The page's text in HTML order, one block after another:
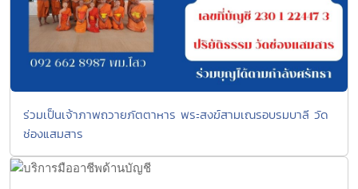
ร่วมเป็นเจ้าภาพถวายภัตตาหาร พระสงฆ์สามเณรอบรมบาลี วัด
ช่องแสมสาร